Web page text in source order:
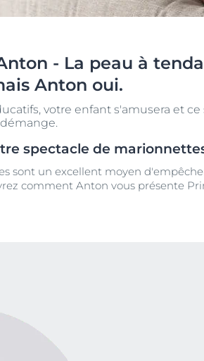
rougeurs
pH5
En savoir plus
Vieillissement de la peau
Soin de Jour SPF 30 Hyaluron-
50 ml
4.6 107 avis
Acheter le produit
- La peau à
Anton oui.
votre enfant s'amusera et
spectacle de
sont un excellent moyen
comment Anton vous présente